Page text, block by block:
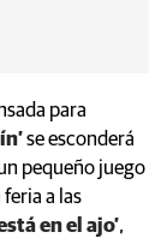
para
se esconderá
pequeño juego
a las
en el ajo’,